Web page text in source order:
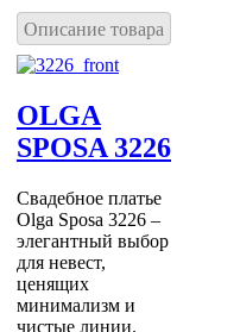
Описание товара
OLGA
SPOSA 3226
Свадебное платье
Olga Sposa 3226 –
элегантный выбор
для невест,
ценящих
минимализм и
чистые линии.